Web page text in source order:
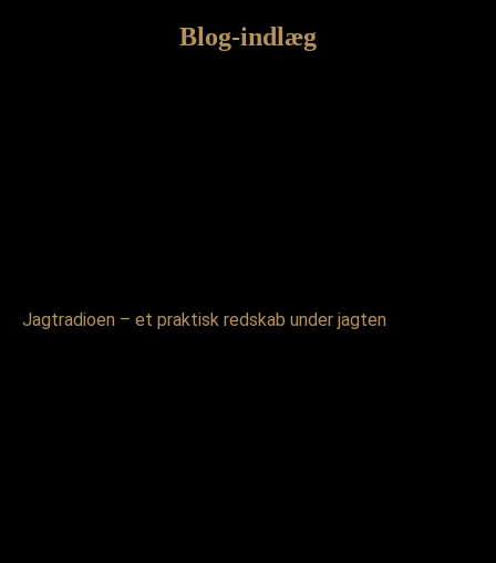
Blog-indlæg
Jagtradioen – et praktisk redskab under jagten